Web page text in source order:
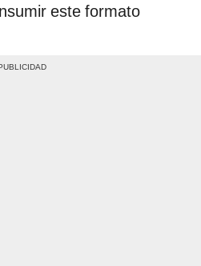
este formato